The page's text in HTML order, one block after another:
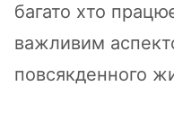
багато хто
важливим
повсякденного